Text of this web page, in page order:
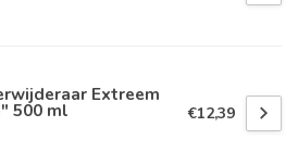
Extreem
500 ml €12,39